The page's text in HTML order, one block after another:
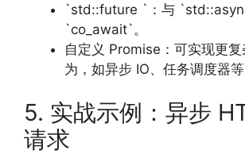
`std::future `：与
`co_await`。
自定义 Promise：可实现更
为，如异步 IO、任务调度器等
5. 实战示例：异步
请求